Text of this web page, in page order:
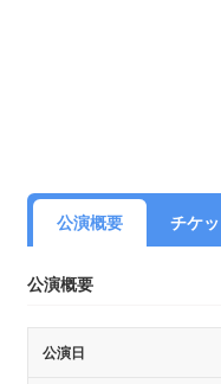
公演概要 チケ
公演概要
公演日